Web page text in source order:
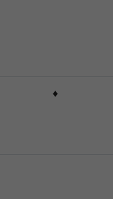
♦